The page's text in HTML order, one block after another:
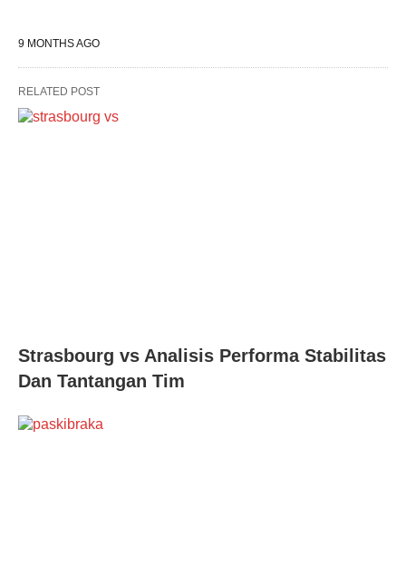
9 MONTHS AGO
RELATED POST
Strasbourg vs Analisis Performa Stabilitas
Dan Tantangan Tim